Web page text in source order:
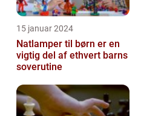
15 januar 2024
Natlamper til børn er en
vigtig del af ethvert barns
soverutine